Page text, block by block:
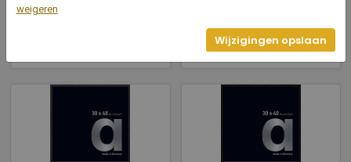
Hoogte: 40
Bekijken
weigeren
Wijzigingen opslaan